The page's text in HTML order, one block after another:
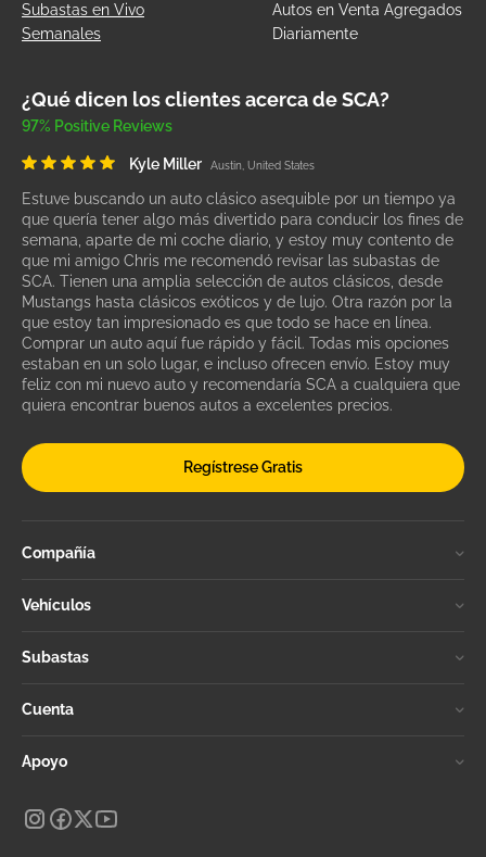
Subastas en Vivo
Semanales
Autos en Venta Agregados
Diariamente
¿Qué dicen los clientes acerca de SCA?
97% Positive Reviews
Kyle Miller Austin, United States
Estuve buscando un auto clásico asequible por un tiempo ya
que quería tener algo más divertido para conducir los fines de
semana, aparte de mi coche diario, y estoy muy contento de
que mi amigo Chris me recomendó revisar las subastas de
SCA. Tienen una amplia selección de autos clásicos, desde
Mustangs hasta clásicos exóticos y de lujo. Otra razón por la
que estoy tan impresionado es que todo se hace en línea.
Comprar un auto aquí fue rápido y fácil. Todas mis opciones
estaban en un solo lugar, e incluso ofrecen envío. Estoy muy
feliz con mi nuevo auto y recomendaría SCA a cualquiera que
quiera encontrar buenos autos a excelentes precios.
Regístrese Gratis
Compañía
Vehículos
Subastas
Cuenta
Apoyo